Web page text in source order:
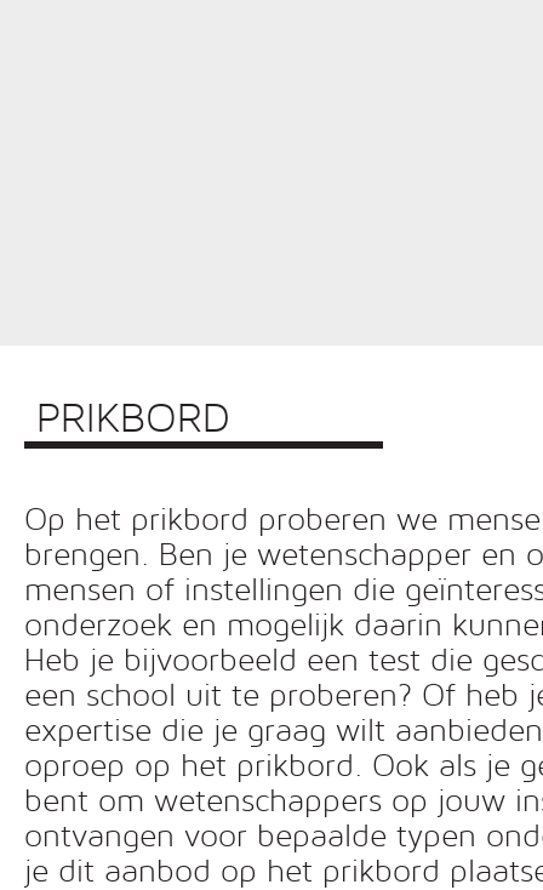
PRIKBORD
Op het prikbord proberen we
brengen. Ben je wetenschapper en
mensen of instellingen die
onderzoek en mogelijk daarin
Heb je bijvoorbeeld een test die
een school uit te proberen? Of heb
expertise die je graag wilt
oproep op het prikbord. Ook als je
bent om wetenschappers op jouw
ontvangen voor bepaalde typen
je dit aanbod op het prikbord